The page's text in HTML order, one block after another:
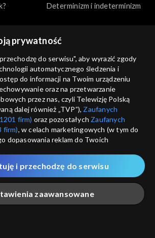
Determinizm i indeterminizm
Dziennik filozofa
Źródła wiedzy
prywatność
do serwisu", aby wyrazić zgody
automatycznego śledzenia i
do informacji na Twoim urządzeniu
oraz na przetwarzanie
przez nas, czyli Telewizję Polską
dalej również „TVP”), Zaufanych
firm) oraz pozostałych Zaufanych
firm), w celach marketingowych (w tym do
dopasowania reklam do Twoich
a także zgody na udostępnianie
PPID do Google.
zbierane podczas odwiedzania przez
serwisówzwanych dalej
zapisywane za pomocą
zaawansowane
i przechodzę do serwisu